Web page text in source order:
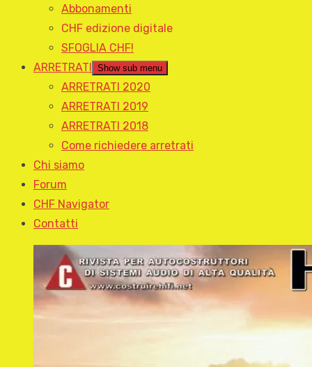
Abbonamenti
CHF edizione digitale
SFOGLIA CHF!
ARRETRATI
Show sub menu
ARRETRATI 2020
ARRETRATI 2019
ARRETRATI 2018
Come richiedere arretrati
Chi siamo
Forum
CHF Navigator
Contatti